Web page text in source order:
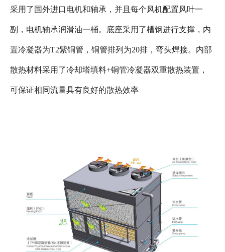
采用了国外进口电机和轴承，并且每个风机配置风叶一
副，电机轴承润滑油一桶。底座采用了槽钢进行支撑，内
置冷凝器为T2紫铜管，铜管排列为20排，弯头焊接。内部
散热材料采用了冷却塔填料+铜管冷凝器双重散热装置，
可保证相同流量具有良好的散热效率